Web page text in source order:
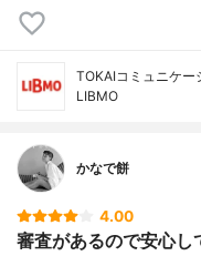
TOKAIコミュニケー
LIBMO
かなで餅
4.00
審査があるので安心し